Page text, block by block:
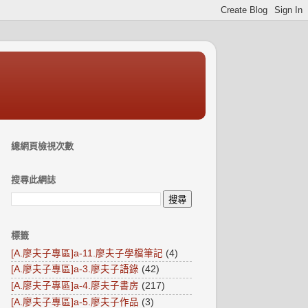
總網頁檢視次數
搜尋此網誌
標籤
[A.廖夫子專區]a-11.廖夫子學檔筆記 (4)
[A.廖夫子專區]a-3.廖夫子語錄 (42)
[A.廖夫子專區]a-4.廖夫子書房 (217)
[A.廖夫子專區]a-5.廖夫子作品 (3)